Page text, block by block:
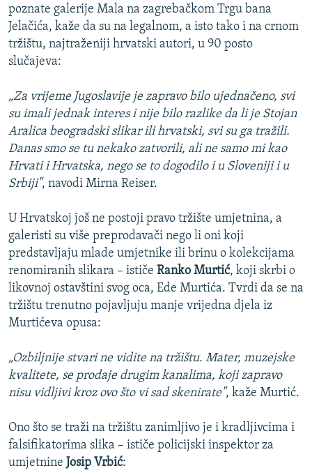
poznate galerije Mala na zagrebačkom Trgu bana
Jelačića, kaže da su na legalnom, a isto tako i na crnom
tržištu, najtraženiji hrvatski autori, u 90 posto
slučajeva:
„Za vrijeme Jugoslavije je zapravo bilo ujednačeno, svi
su imali jednak interes i nije bilo razlike da li je Stojan
Aralica beogradski slikar ili hrvatski, svi su ga tražili.
Danas smo se tu nekako zatvorili, ali ne samo mi kao
Hrvati i Hrvatska, nego se to dogodilo i u Sloveniji i u
Srbiji", navodi Mirna Reiser.
U Hrvatskoj još ne postoji pravo tržište umjetnina, a
galeristi su više preprodavači nego li oni koji
predstavljaju mlade umjetnike ili brinu o kolekcijama
renomiranih slikara – ističe Ranko Murtić, koji skrbi o
likovnoj ostavštini svog oca, Ede Murtića. Tvrdi da se na
tržištu trenutno pojavljuju manje vrijedna djela iz
Murtićeva opusa:
„Ozbiljnije stvari ne vidite na tržištu. Mater, muzejske
kvalitete, se prodaje drugim kanalima, koji zapravo
nisu vidljivi kroz ovo što vi sad skenirate", kaže Murtić.
Ono što se traži na tržištu zanimljivo je i kradljivcima i
falsifikatorima slika – ističe policijski inspektor za
umjetnine Josip Vrbić: